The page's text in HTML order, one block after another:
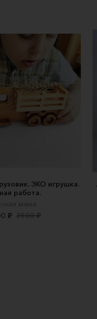
ЭКО игрушка.
работа.
мама
₽ 2500 ₽